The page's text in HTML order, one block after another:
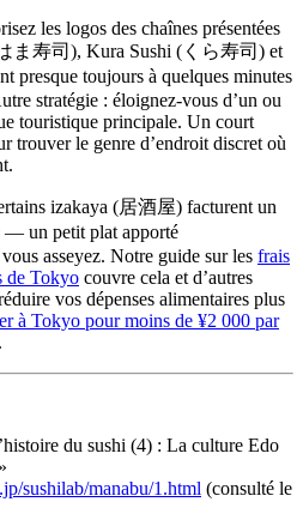
les logos des chaînes présentées
ま寿司), Kura Sushi (くら寿司) et
presque toujours à quelques minutes
stratégie : éloignez-vous d’un ou
touristique principale. Un court
trouver le genre d’endroit discret où
izakaya (居酒屋) facturent un
un petit plat apporté
asseyez. Notre guide sur les frais
de Tokyo couvre cela et d’autres
vos dépenses alimentaires plus
à Tokyo pour moins de ¥2 000 par
du sushi (4) : La culture Edo
sushilab/manabu/1.html (consulté le